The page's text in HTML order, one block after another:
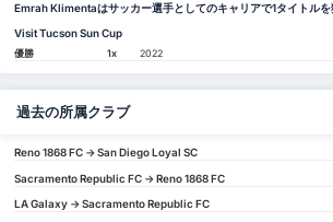
Emrah Klimentaはサッカー選手としてのキャリアで1タイトルを
Visit Tucson Sun Cup
優勝 1x 2022
過去の所属クラブ
Reno 1868 FC -> San Diego Loyal SC
Sacramento Republic FC -> Reno 1868 FC
LA Galaxy -> Sacramento Republic FC